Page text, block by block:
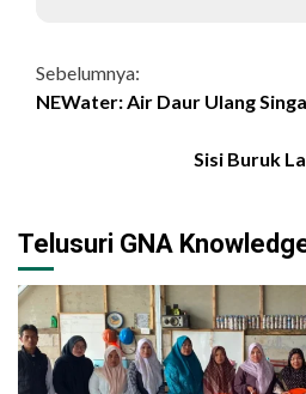
Continue
Sebelumnya:
NEWater: Air Daur Ulang
Sisi Buruk
Telusuri GNA